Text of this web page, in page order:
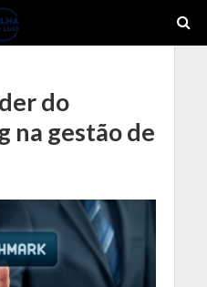
do
na gestão de